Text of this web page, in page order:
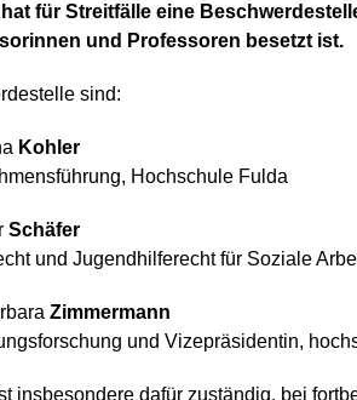
für Streitfälle eine
und Professoren besetzt ist.
sind:
Kohler
Hochschule Fulda
Schäfer
und Jugendhilferecht für Soziale
Zimmermann
und Vizepräsidentin,
insbesondere dafür zuständig, bei